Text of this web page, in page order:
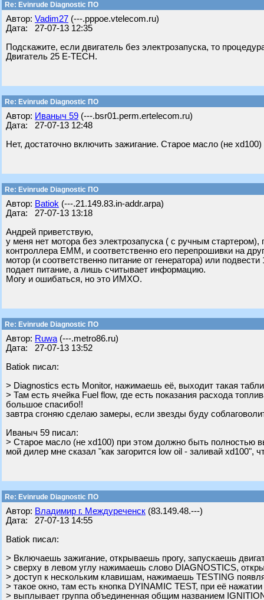
Re: Evinrude Diagnostic ПО
Автор: Vadim27 (---.pppoe.vtelecom.ru)
Дата: 27-07-13 12:35
Подскажите, если двигатель без электрозапуска, то
Двигатель 25 E-TECH.
Re: Evinrude Diagnostic ПО
Автор: Ивaныч 59 (---.bsr01.perm.ertelecom.ru)
Дата: 27-07-13 12:48
Нет, достаточно включить зажигание. Старое масло (не
Re: Evinrude Diagnostic ПО
Автор: Batiok (---.21.149.83.in-addr.arpa)
Дата: 27-07-13 13:18
Андрей приветствую,
у меня нет мотора без электрозапуска ( с ручным
контроллера ЕММ, и соответственно его перепрошивки на
мотор (и соответственно питание от генератора) или
подает питание, а лишь считывает информацию.
Могу и ошибаться, но это ИМХО.
Re: Evinrude Diagnostic ПО
Автор: Ruwa (---.metro86.ru)
Дата: 27-07-13 13:52
Batiok писал:
> Diagnostics есть Monitor, нажимаешь её, выходит такая
> Там есть ячейка Fuel flow, где есть показания расхода
большое спасибо!!
завтра сгоняю сделаю замеры, если звезды буду
Ивaныч 59 писал:
> Старое масло (не xd100) при этом должно быть полностью
мой дилер мне сказал "как загорится low oil - заливай xd100",
Re: Evinrude Diagnostic ПО
Автор: Владимир г. Междуреченск (83.149.48.---)
Дата: 27-07-13 14:55
Batiok писал:
> Включаешь зажигание, открываешь прогу, запускаешь
> сверху в левом углу нажимаешь слово DIAGNOSTICS,
> доступ к нескольким клавишам, нажимаешь TESTING
> такое окно, там есть кнопка DYINAMIC TEST, при её нажатии
> выплывает группа объединенная общим названием